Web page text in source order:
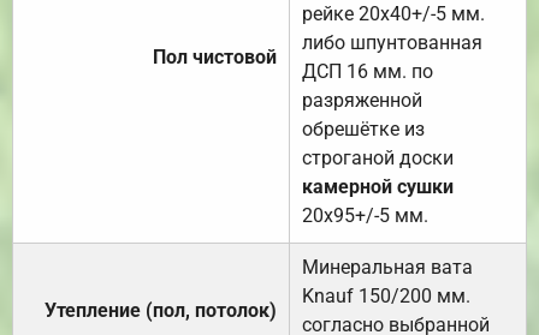
Пол чистовой
рейке 20х40+/-5 мм.
либо шпунтованная
ДСП 16 мм. по
разряженной
обрешётке из
строганой доски
камерной сушки
20х95+/-5 мм.
Утепление (пол, потолок)
Минеральная вата
Knauf 150/200 мм.
согласно выбранной